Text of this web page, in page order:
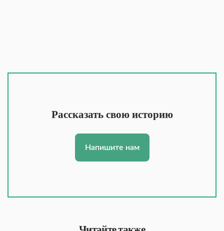
Рассказать свою историю
Напишите нам